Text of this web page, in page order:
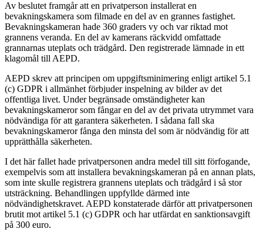
Av beslutet framgår att en privatperson installerat en
bevakningskamera som filmade en del av en grannes fastighet.
Bevakningskameran hade 360 graders vy och var riktad mot
grannens veranda. En del av kamerans räckvidd omfattade
grannarnas uteplats och trädgård. Den registrerade lämnade in ett
klagomål till AEPD.
AEPD skrev att principen om uppgiftsminimering enligt artikel 5.1
(c) GDPR i allmänhet förbjuder inspelning av bilder av det
offentliga livet. Under begränsade omständigheter kan
bevakningskameror som fångar en del av det privata utrymmet vara
nödvändiga för att garantera säkerheten. I sådana fall ska
bevakningskameror fånga den minsta del som är nödvändig för att
upprätthålla säkerheten.
I det här fallet hade privatpersonen andra medel till sitt förfogande,
exempelvis som att installera bevakningskameran på en annan plats,
som inte skulle registrera grannens uteplats och trädgård i så stor
utsträckning. Behandlingen uppfyllde därmed inte
nödvändighetskravet. AEPD konstaterade därför att privatpersonen
brutit mot artikel 5.1 (c) GDPR och har utfärdat en sanktionsavgift
på 300 euro.